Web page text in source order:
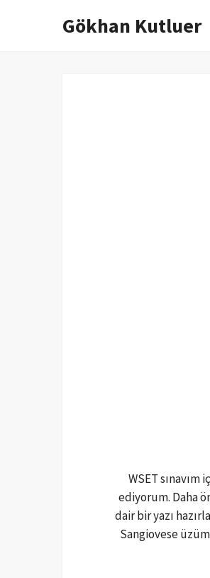
Gökhan Kutluer
WSET
ediyorum. Daha
dair bir yazı
Sangiovese